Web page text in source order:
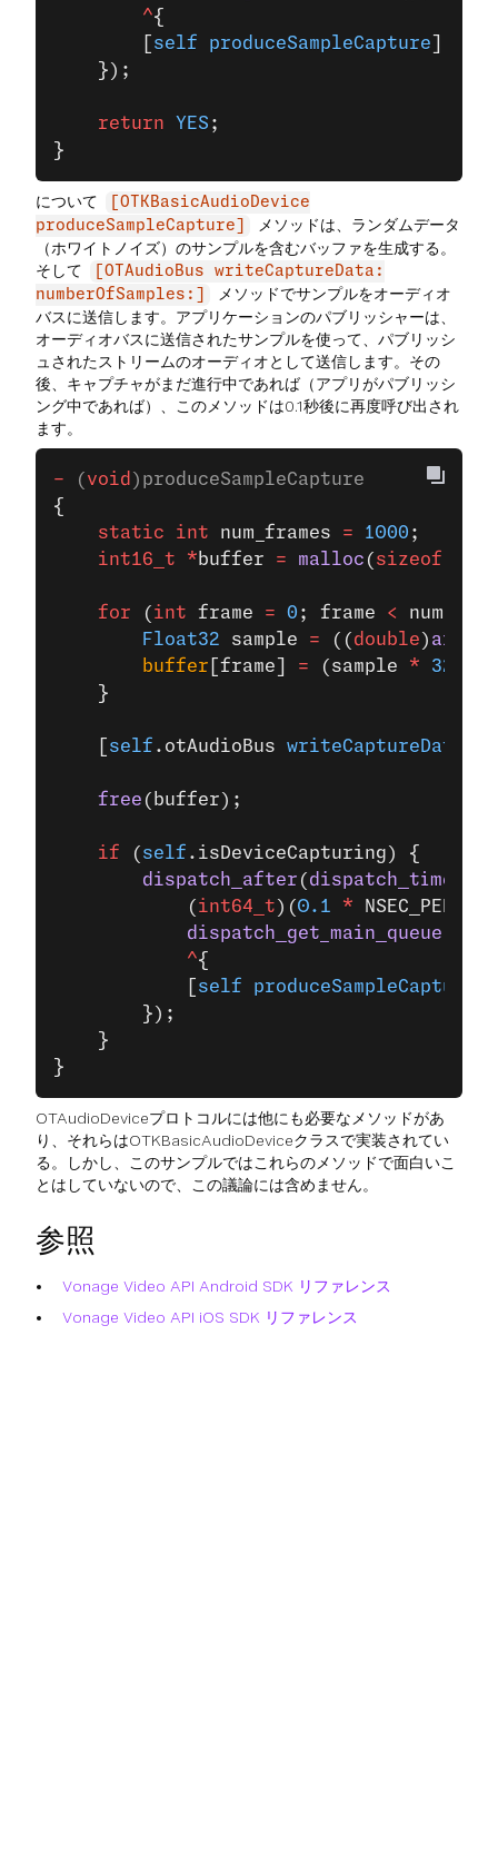
        ^
{
self produceSampleCapture
    });
    return
YES ;
}
について
[OTKBasicAudioDevice
produceSampleCapture]
メソッドは、ランダムデータ
（ホワイトノイズ）のサンプルを含むバッファを生成する。
そして
[OTAudioBus writeCaptureData:
numberOfSamples:]
メソッドでサンプルをオーディオ
バスに送信します。アプリケーションのパブリッシャーは、
オーディオバスに送信されたサンプルを使って、パブリッシ
ュされたストリームのオーディオとして送信します。その
後、キャプチャがまだ進行中であれば（アプリがパブリッシ
ング中であれば）、このメソッドは0.1秒後に再度呼び出され
ます。
- ( void )produceSampleCapture
{
    static
int num_frames = 1000 ;
    int16_t
* buffer = malloc ( sizeof
    for
( int frame = 0 ; frame <
        Float32
sample = (( double )
        buffer
[frame] = (sample *
    }
self .otAudioBus writeCaptureData:
    free
(buffer);
    if
( self .isDeviceCapturing) {
        dispatch_after
( dispatch_time
            (
int64_t )(0.1 *
            dispatch_get_main_queue
            ^
{
self produceSampleCapture
        });
    }
}
OTAudioDeviceプロトコルには他にも必要なメソッドがあ
り、それらはOTKBasicAudioDeviceクラスで実装されてい
る。しかし、このサンプルではこれらのメソッドで面白いこ
とはしていないので、この議論には含めません。
参照
Vonage Video API Android SDK リファレンス
Vonage Video API iOS SDK リファレンス